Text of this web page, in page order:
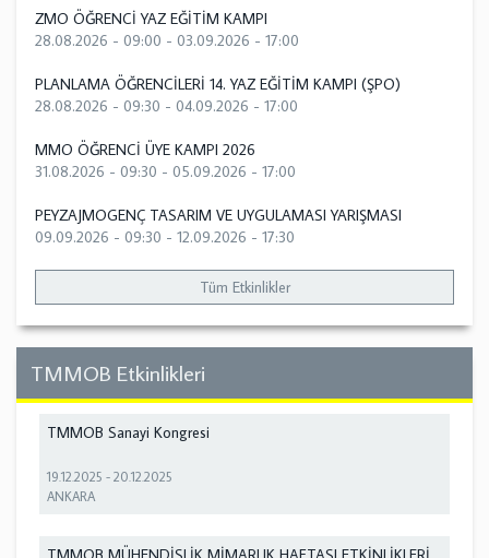
ZMO ÖĞRENCİ YAZ EĞİTİM KAMPI
28.08.2026 - 09:00 - 03.09.2026 - 17:00
PLANLAMA ÖĞRENCİLERİ 14. YAZ EĞİTİM KAMPI (ŞPO)
28.08.2026 - 09:30 - 04.09.2026 - 17:00
MMO ÖĞRENCİ ÜYE KAMPI 2026
31.08.2026 - 09:30 - 05.09.2026 - 17:00
PEYZAJMOGENÇ TASARIM VE UYGULAMASI YARIŞMASI
09.09.2026 - 09:30 - 12.09.2026 - 17:30
Tüm Etkinlikler
TMMOB Etkinlikleri
TMMOB Sanayi Kongresi
19.12.2025 -20.12.2025
ANKARA